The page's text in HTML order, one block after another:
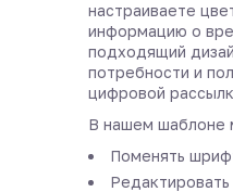
настраиваете
информацию о
подходящий
потребности и
цифровой
В нашем шаблоне
Поменять
Редактировать